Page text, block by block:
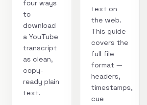
four ways
to
download
a YouTube
transcript
as clean,
copy-
ready plain
text.
text on
the web.
This guide
covers the
full file
format —
headers,
timestamps,
cue